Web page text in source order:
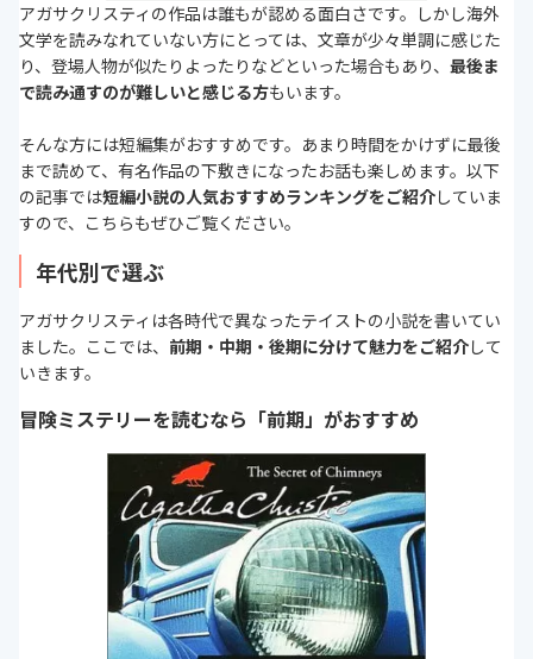
アガサクリスティの作品は誰もが認める面白さです。しかし海外
文学を読みなれていない方にとっては、文章が少々単調に感じた
り、登場人物が似たりよったりなどといった場合もあり、 最後ま
で読み通すのが難しいと感じる方もいます。
そんな方には短編集がおすすめです。あまり時間をかけずに最後
まで読めて、有名作品の下敷きになったお話も楽しめます。以下
の記事では短編小説の人気おすすめランキングをご紹介していま
すので、こちらもぜひご覧ください。
年代別で選ぶ
アガサクリスティは各時代で異なったテイストの小説を書いてい
ました。ここでは、 前期・中期・後期に分けて魅力をご紹介して
いきます。
冒険ミステリーを読むなら「前期」がおすすめ